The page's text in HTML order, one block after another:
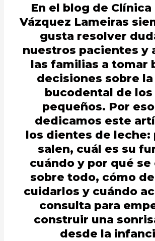
En el blog de
Vázquez Lameiras
gusta resolver
nuestros pacientes y
las familias a tomar
decisiones sobre
bucodental de los
pequeños. Por
dedicamos este
los dientes de leche:
salen, cuál es su
cuándo y por qué se
sobre todo, cómo
cuidarlos y cuándo
consulta para
construir una
desde la